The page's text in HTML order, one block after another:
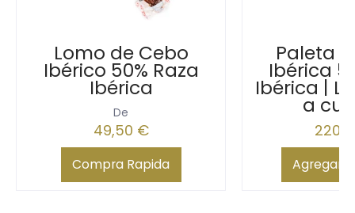
Lomo de Cebo
Ibérico 50% Raza
Ibérica
De
49,50 €
Compra Rapida
Paleta
Ibérica
Ibérica |
a
Agregar